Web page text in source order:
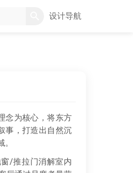
设计导航
念为核心，将东方
事，打造出自然沉
/推拉门消解室内